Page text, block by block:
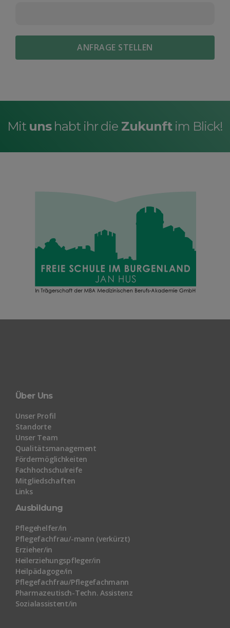
ANFRAGE STELLEN
Mit unshabt ihr die Zukunftim Blick!
Über Uns
Unser Profil
Standorte
Unser Team
Qualitätsmanagement
Fördermöglichkeiten
Fachhochschulreife
Mitgliedschaften
Links
Ausbildung
Pflegehelfer/in
Pflegefachfrau/-mann (verkürzt)
Erzieher/in
Heilerziehungspfleger/in
Heilpädagoge/in
Pflegefachfrau/Pflegefachmann
Pharmazeutisch-Techn. Assistenz
Sozialassistent/in